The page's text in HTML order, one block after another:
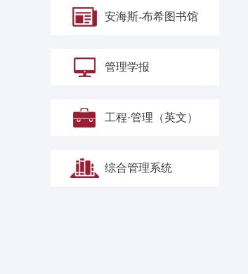
安海斯-布希图书馆
管理学报
工程·管理（英文）
综合管理系统